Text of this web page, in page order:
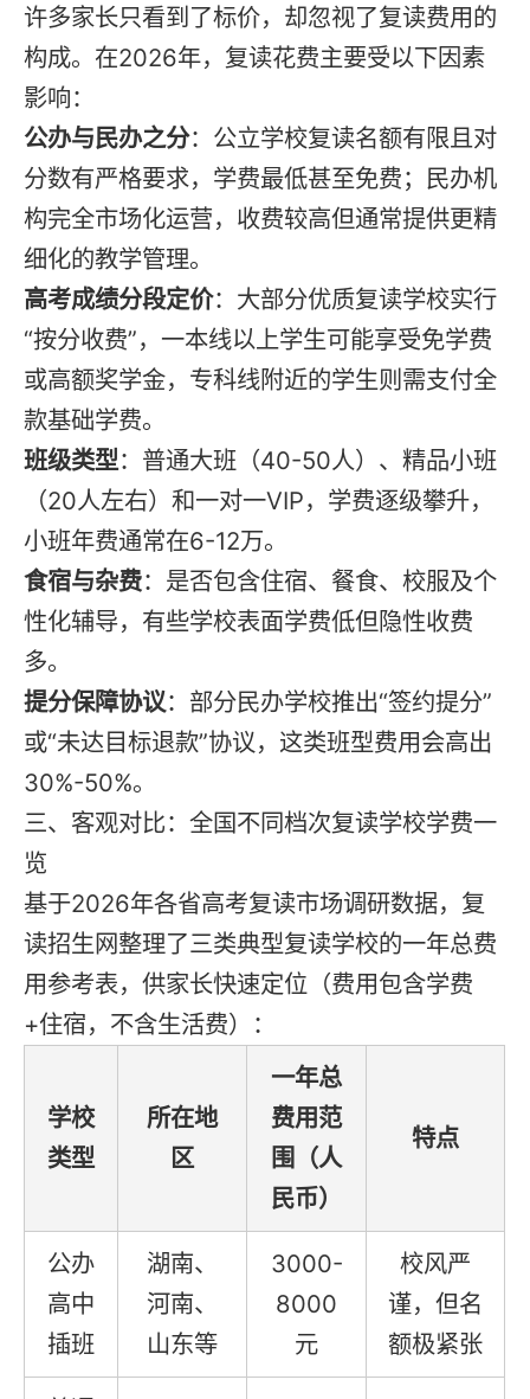
许多家长只看到了标价，却忽视了复读费用的
构成。在2026年，复读花费主要受以下因素
影响：
公办与民办之分：公立学校复读名额有限且对
分数有严格要求，学费最低甚至免费；民办机
构完全市场化运营，收费较高但通常提供更精
细化的教学管理。
高考成绩分段定价：大部分优质复读学校实行
“按分收费”，一本线以上学生可能享受免学费
或高额奖学金，专科线附近的学生则需支付全
款基础学费。
班级类型：普通大班（40-50人）、精品小班
（20人左右）和一对一VIP，学费逐级攀升，
小班年费通常在6-12万。
食宿与杂费：是否包含住宿、餐食、校服及个
性化辅导，有些学校表面学费低但隐性收费
多。
提分保障协议：部分民办学校推出“签约提分”
或“未达目标退款”协议，这类班型费用会高出
30%-50%。
三、客观对比：全国不同档次复读学校学费一
览
基于2026年各省高考复读市场调研数据，复
读招生网整理了三类典型复读学校的一年总费
用参考表，供家长快速定位（费用包含学费
+住宿，不含生活费）：
学校
类型
所在地
区
一年总
费用范
围（人
民币）
特点
公办
高中
插班
湖南、
河南、
山东等
3000-
8000
元
校风严
谨，但名
额极紧张